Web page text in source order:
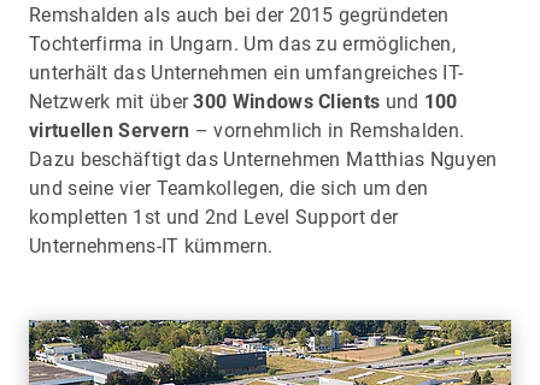
Remshalden als auch bei der 2015 gegründeten
Tochterfirma in Ungarn. Um das zu ermöglichen,
unterhält das Unternehmen ein umfangreiches IT-
Netzwerk mit über300 Windows Clients und 100
virtuellen Servern – vornehmlich in Remshalden.
Dazu beschäftigt das Unternehmen Matthias Nguyen
und seine vier Teamkollegen, die sich um den
kompletten 1st und 2nd Level Support der
Unternehmens-IT kümmern.